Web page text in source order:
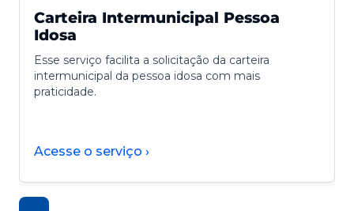
Carteira Intermunicipal Pessoa
Idosa
Esse serviço facilita a solicitação da carteira
intermunicipal da pessoa idosa com mais
praticidade.
Acesse o serviço ›